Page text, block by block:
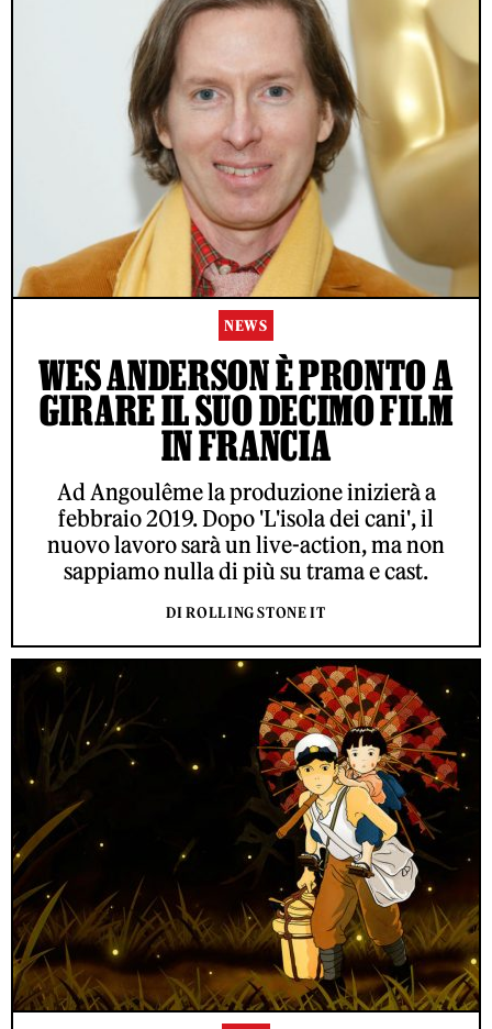
NEWS
WES ANDERSON È PRONTO A
GIRARE IL SUO DECIMO FILM
IN FRANCIA
Ad Angoulême la produzione inizierà a
febbraio 2019. Dopo 'L'isola dei cani', il
nuovo lavoro sarà un live-action, ma non
sappiamo nulla di più su trama e cast.
DI ROLLING STONE IT